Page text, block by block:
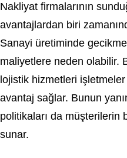
Nakliyat firmalarının
avantajlardan biri
Sanayi üretiminde
maliyetlere neden olabilir.
lojistik hizmetleri
avantaj sağlar. Bunun
politikaları da müşterilerin
sunar.